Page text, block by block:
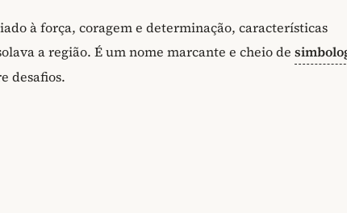
à força, coragem e determinação, características
a região. É um nome marcante e cheio de
desafios.